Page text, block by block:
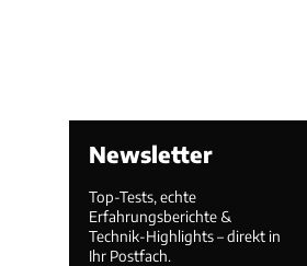
Newsletter
Top-Tests, echte
Erfahrungsberichte &
Technik-Highlights – direkt in
Ihr Postfach.